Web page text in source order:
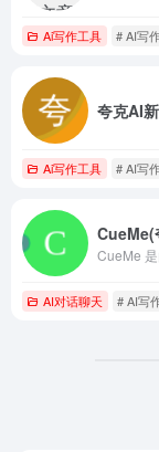
Ai写作工具 # AI写
夸克AI
Ai写作工具 # AI写
CueMe(
AI对话聊天 # AI写